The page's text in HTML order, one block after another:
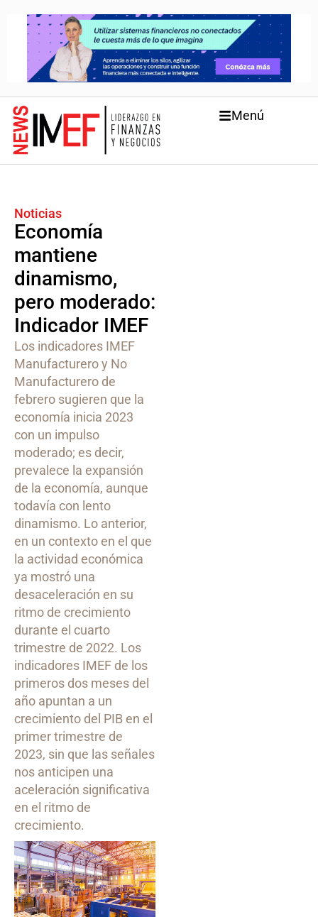
Menú
Noticias
Economía
mantiene
dinamismo,
pero moderado:
Indicador IMEF
Los indicadores IMEF
Manufacturero y No
Manufacturero de
febrero sugieren que la
economía inicia 2023
con un impulso
moderado; es decir,
prevalece la expansión
de la economía, aunque
todavía con lento
dinamismo. Lo anterior,
en un contexto en el que
la actividad económica
ya mostró una
desaceleración en su
ritmo de crecimiento
durante el cuarto
trimestre de 2022. Los
indicadores IMEF de los
primeros dos meses del
año apuntan a un
crecimiento del PIB en el
primer trimestre de
2023, sin que las señales
nos anticipen una
aceleración significativa
en el ritmo de
crecimiento.